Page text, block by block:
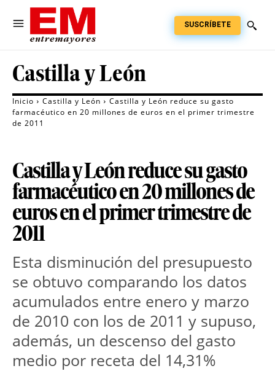
SUSCRÍBETE
Castilla y León
Inicio Castilla y León
Castilla y León reduce su gasto
farmacéutico en 20 millones de euros en el primer trimestre
de 2011
Castilla y León reduce su gasto
farmacéutico en 20 millones de
euros en el primer trimestre de
2011
Esta disminución del presupuesto
se obtuvo comparando los datos
acumulados entre enero y marzo
de 2010 con los de 2011 y supuso,
además, un descenso del gasto
medio por receta del 14,31%